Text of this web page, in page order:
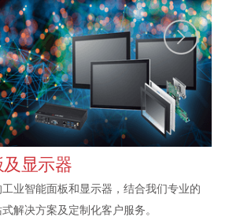
显示器
业智能面板和显示器，结合我们专业的
解决方案及定制化客户服务。